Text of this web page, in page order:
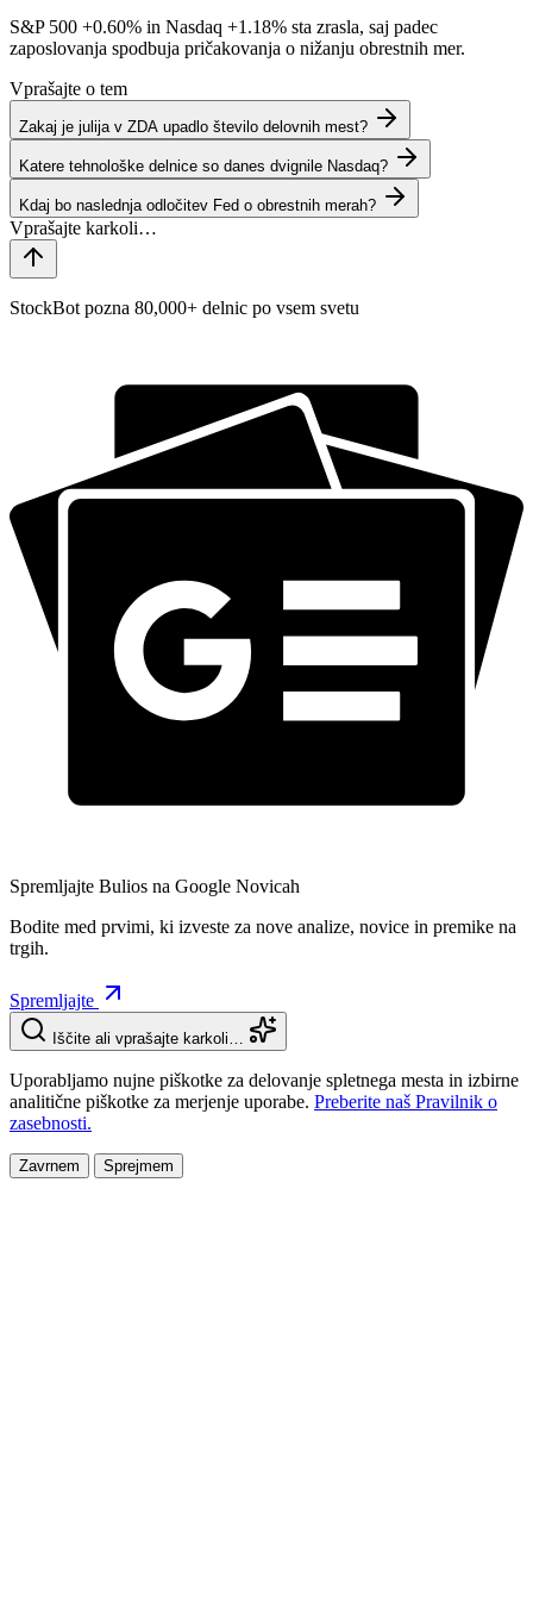
S&P 500 +0.60% in Nasdaq +1.18% sta zrasla, saj padec
zaposlovanja spodbuja pričakovanja o nižanju obrestnih mer.
Vprašajte o tem
Zakaj je julija v ZDA upadlo število delovnih mest?
Katere tehnološke delnice so danes dvignile Nasdaq?
Kdaj bo naslednja odločitev Fed o obrestnih merah?
StockBot pozna 80,000+ delnic po vsem svetu
Spremljajte Bulios na Google Novicah
Bodite med prvimi, ki izveste za nove analize, novice in premike na
trgih.
Spremljajte
Iščite ali vprašajte karkoli…
Uporabljamo nujne piškotke za delovanje spletnega mesta in izbirne
analitične piškotke za merjenje uporabe. Preberite naš Pravilnik o
zasebnosti.
Zavrnem Sprejmem